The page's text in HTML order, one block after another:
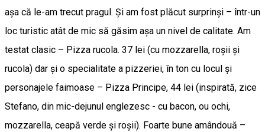
așa că le-am trecut pragul. Și am fost plăcut surprinși – într-un
loc turistic atât de mic să găsim așa un nivel de calitate. Am
testat clasic – Pizza rucola. 37 lei (cu mozzarella, roșii și
rucola) dar și o specialitate a pizzeriei, în ton cu locul și
personajele faimoase – Pizza Principe, 44 lei (inspirată, zice
Stefano, din mic-dejunul englezesc - cu bacon, ou ochi,
mozzarella, ceapă verde și roșii). Foarte bune amândouă –